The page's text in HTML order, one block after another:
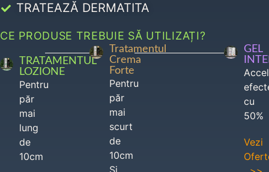
TRATEAZĂ DERMATITA
CE PRODUSE TREBUIE SĂ UTILIZAȚI?
TRATAMENTUL
LOZIONE
Pentru
păr
mai
lung
de
10cm
Tratamentul
Crema
Forte
Pentru
păr
mai
scurt
de
10cm
GEL
cu
50%
Vezi